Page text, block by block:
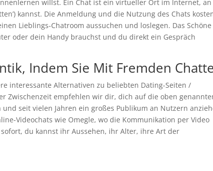
willst. Ein Chat ist ein virtueller Ort im Internet, an
kannst. Die Anmeldung und die Nutzung des Chats
Lieblings-Chatroom aussuchen und loslegen. Das Schöne
oder dein Handy brauchst und du direkt ein Gespräch
Indem Sie Mit Fremden
interessante Alternativen zu beliebten Dating-Seiten /
Zwischenzeit empfehlen wir dir, dich auf die oben
seit vielen Jahren ein großes Publikum an Nutzern
Videochats wie Omegle, wo die Kommunikation per Video
du kannst ihr Aussehen, ihr Alter, ihre Art der